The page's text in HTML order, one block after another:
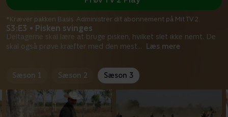
S3:E3 • Pisken svinges
Deltagerne skal lære at bruge pisken, hvilket slet ikke nemt. De
skal også prøve kræfter med den mest... Læs mere
*Kræver pakken Basis. Administrer dit abonnement på Mit TV 2.
Sæson 1 Sæson 2 Sæson 3